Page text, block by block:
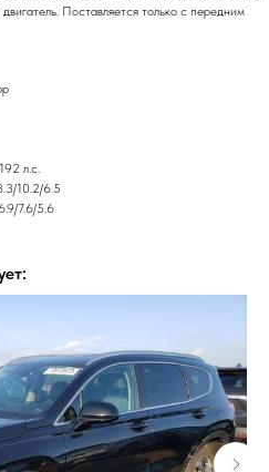
Поставляется только с передним
л.с.
10.2/6.5
7.6/5.6